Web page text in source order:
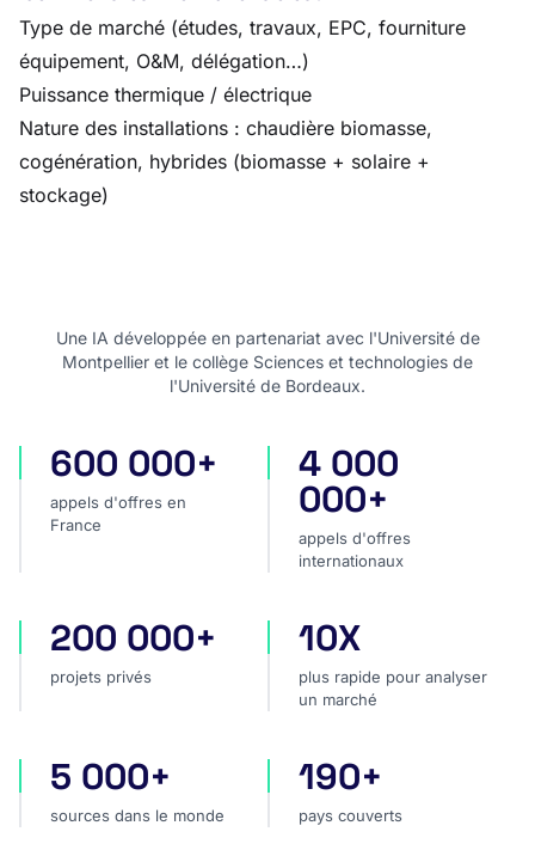
Type de marché (études, travaux, EPC, fourniture
équipement, O&M, délégation…)
Puissance thermique / électrique
Nature des installations : chaudière biomasse,
cogénération, hybrides (biomasse + solaire +
stockage)
Une IA développée en partenariat avec l'Université de
Montpellier et le collège Sciences et technologies de
l'Université de Bordeaux.
appels d'offres en France
600 000+
appels d'offres en
France
appels d'offres
4 000
000+
appels d'offres
internationaux
projets privés
200 000+
projets privés
plus rapide pour analyser
10X
plus rapide pour analyser
un marché
sources dans le monde
5 000+
sources dans le monde
pays couverts
190+
pays couverts